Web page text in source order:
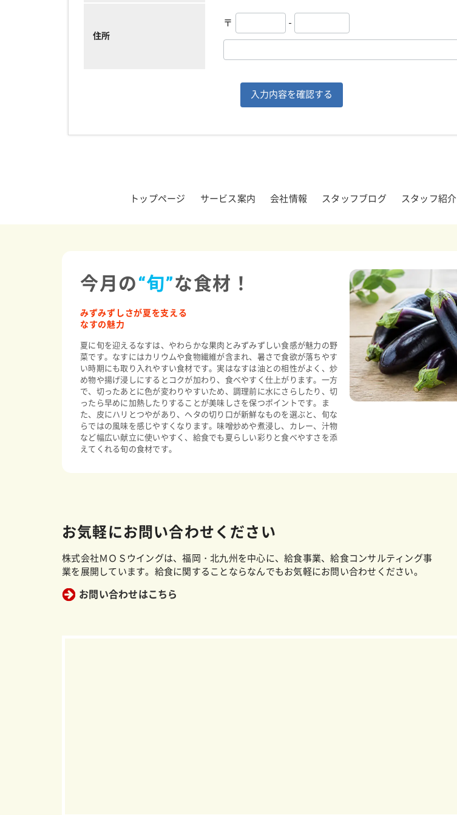
住所
〒 -
トップページ サービス案内 会社情報 スタッフブログ スタッフ紹介
今月の“旬”な食材！
みずみずしさが夏を支える
なすの魅力
夏に旬を迎えるなすは、やわらかな果肉とみずみずしい食感が魅力の野
菜です。なすにはカリウムや食物繊維が含まれ、暑さで食欲が落ちやす
い時期にも取り入れやすい食材です。実はなすは油との相性がよく、炒
め物や揚げ浸しにするとコクが加わり、食べやすく仕上がります。一方
で、切ったあとに色が変わりやすいため、調理前に水にさらしたり、切
ったら早めに加熱したりすることが美味しさを保つポイントです。ま
た、皮にハリとつやがあり、ヘタの切り口が新鮮なものを選ぶと、旬な
らではの風味を感じやすくなります。味噌炒めや煮浸し、カレー、汁物
など幅広い献立に使いやすく、給食でも夏らしい彩りと食べやすさを添
えてくれる旬の食材です。
お気軽にお問い合わせください
株式会社ＭＯＳウイングは、福岡・北九州を中心に、給食事業、給食コンサルティング事
業を展開しています。給食に関することならなんでもお気軽にお問い合わせください。
お問い合わせはこちら